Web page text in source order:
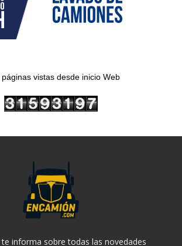
páginas vistas desde inicio Web
informa sobre todas las novedades